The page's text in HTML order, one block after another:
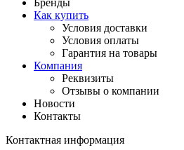
Как купить
Условия доставки
Условия оплаты
Гарантия на товары
Компания
Реквизиты
Отзывы о компании
Новости
Контакты
Контактная информация